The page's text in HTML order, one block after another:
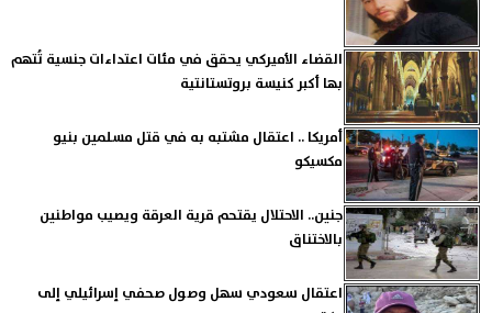
القضاء الأميركي يحقق في مئات اعتداءات جنسية تُتهم
بها أكبر كنيسة بروتستانتية
أمريكا .. اعتقال مشتبه به في قتل مسلمين بنيو
مكسيكو
جنين.. الاحتلال يقتحم قرية العرقة ويصيب مواطنين
بالاختناق
اعتقال سعودي سهل وصول صحفي إسرائيلي إلى